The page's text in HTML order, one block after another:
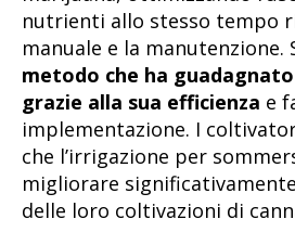
nutrienti allo stesso tempo
manuale e la
metodo che ha
grazie alla sua efficienza e
implementazione. I
che l’irrigazione per
migliorare
delle loro coltivazioni di